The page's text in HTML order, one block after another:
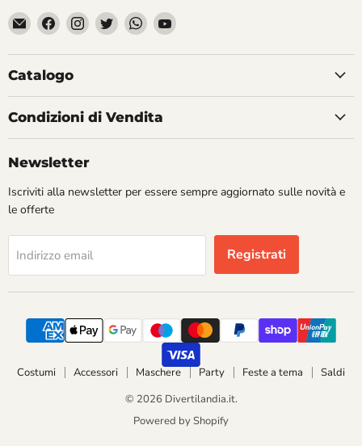
Email
Divertilandia.it
Trovaci
su
Facebook
Trovaci
su
Instagram
Trovaci
su
Twitter
Trovaci
su
WhatsApp
Trovaci
YouTube
Catalogo
Condizioni di Vendita
Newsletter
Iscriviti alla newsletter per essere sempre aggiornato sulle novità e
le offerte
Indirizzo email Registrati
Costumi Accessori Maschere Party Feste a tema
Saldi
© 2026 Divertilandia.it.
Powered by Shopify